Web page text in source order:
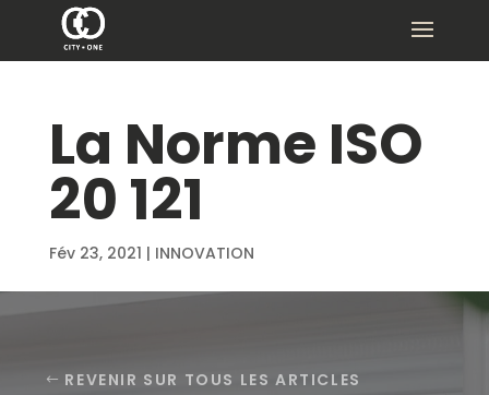
La Norme ISO
20 121
Fév 23, 2021 | INNOVATION
REVENIR SUR TOUS LES ARTICLES